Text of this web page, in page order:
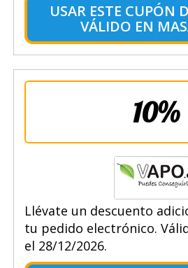
USAR ESTE CUPÓN
VÁLIDO EN
10%
Llévate un descuento
tu pedido electrónico.
el 28/12/2026.